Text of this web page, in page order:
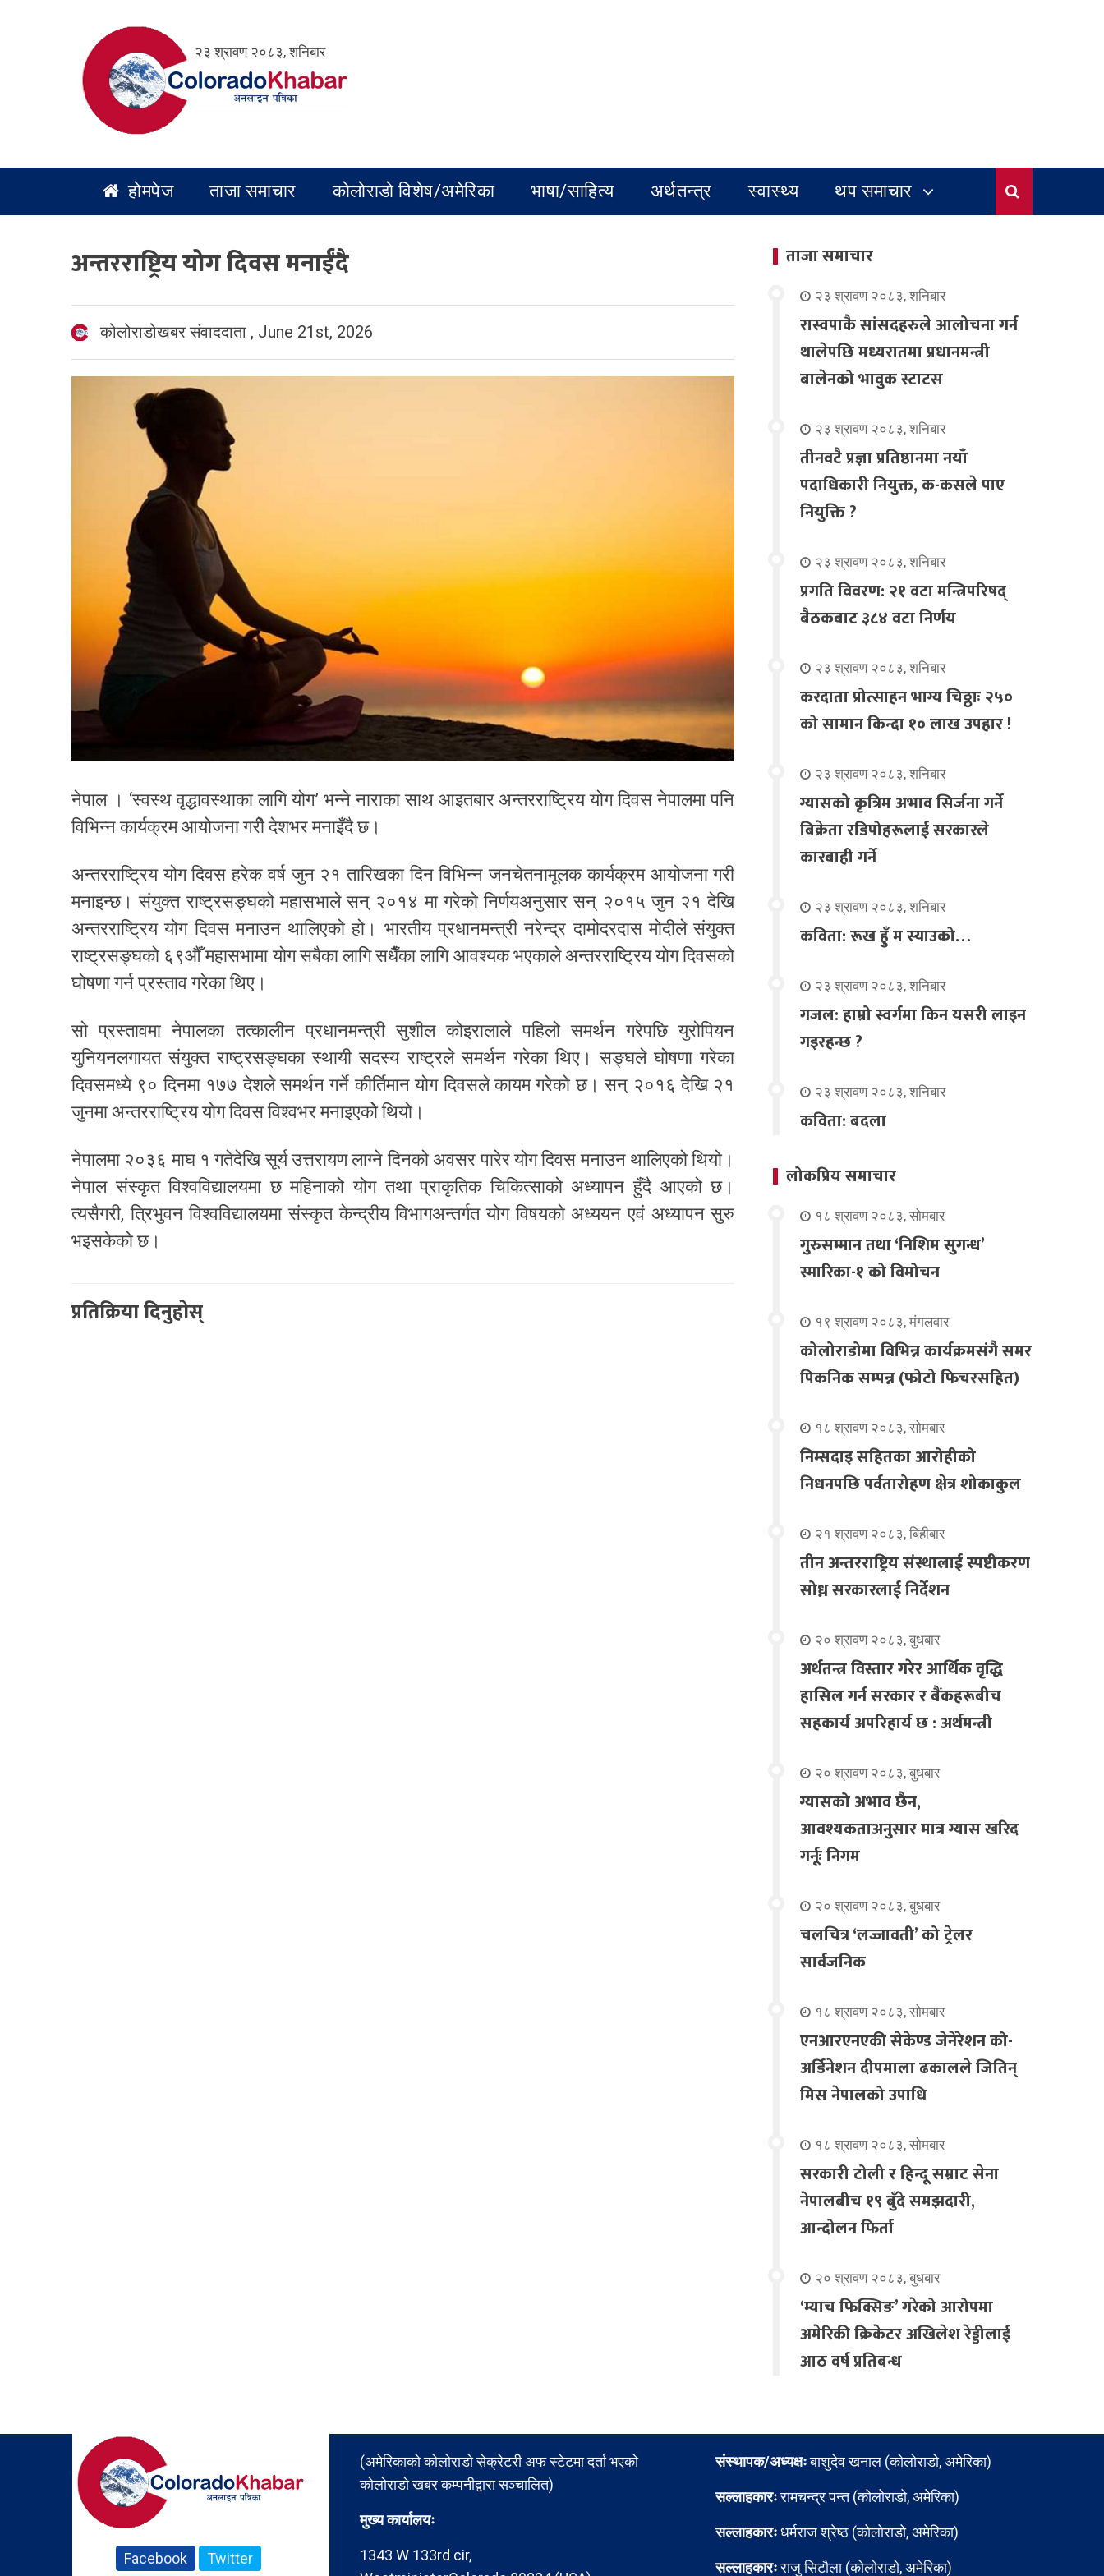
२३ श्रावण २०८३, शनिबार
होमपेज ताजा समाचार कोलोराडो विशेष/अमेरिका भाषा/साहित्य अर्थतन्त्र स्वास्थ्य थप समाचार
अन्तरराष्ट्रिय योग दिवस मनाईंदै
कोलोराडोखबर संवाददाता , June 21st, 2026
नेपाल । ‘स्वस्थ वृद्धावस्थाका लागि योग’ भन्ने नाराका साथ आइतबार अन्तरराष्ट्रिय योग दिवस नेपालमा पनि
विभिन्न कार्यक्रम आयोजना गरीे देशभर मनाइँदै छ।
अन्तरराष्ट्रिय योग दिवस हरेक वर्ष जुन २१ तारिखका दिन विभिन्न जनचेतनामूलक कार्यक्रम आयोजना गरी
मनाइन्छ। संयुक्त राष्ट्रसङ्घको महासभाले सन् २०१४ मा गरेको निर्णयअनुसार सन् २०१५ जुन २१ देखि
अन्तरराष्ट्रिय योग दिवस मनाउन थालिएको हो। भारतीय प्रधानमन्त्री नरेन्द्र दामोदरदास मोदीले संयुक्त
राष्ट्रसङ्घको ६९औँ महासभामा योग सबैका लागि सधैँका लागि आवश्यक भएकाले अन्तरराष्ट्रिय योग दिवसको
घोषणा गर्न प्रस्ताव गरेका थिए।
सो प्रस्तावमा नेपालका तत्कालीन प्रधानमन्त्री सुशील कोइरालाले पहिलो समर्थन गरेपछि युरोपियन
युनियनलगायत संयुक्त राष्ट्रसङ्घका स्थायी सदस्य राष्ट्रले समर्थन गरेका थिए। सङ्घले घोषणा गरेका
दिवसमध्ये ९० दिनमा १७७ देशले समर्थन गर्ने कीर्तिमान योग दिवसले कायम गरेको छ। सन् २०१६ देखि २१
जुनमा अन्तरराष्ट्रिय योग दिवस विश्वभर मनाइएकोे थियो।
नेपालमा २०३६ माघ १ गतेदेखि सूर्य उत्तरायण लाग्ने दिनको अवसर पारेर योग दिवस मनाउन थालिएको थियो।
नेपाल संस्कृत विश्वविद्यालयमा छ महिनाको योग तथा प्राकृतिक चिकित्साको अध्यापन हुँदै आएको छ।
त्यसैगरी, त्रिभुवन विश्वविद्यालयमा संस्कृत केन्द्रीय विभागअन्तर्गत योग विषयको अध्ययन एवं अध्यापन सुरु
भइसकेको छ।
प्रतिक्रिया दिनुहोस्
ताजा समाचार
२३ श्रावण २०८३, शनिबार
रास्वपाकै सांसदहरुले आलोचना गर्न
थालेपछि मध्यरातमा प्रधानमन्त्री
बालेनको भावुक स्टाटस
२३ श्रावण २०८३, शनिबार
तीनवटै प्रज्ञा प्रतिष्ठानमा नयाँ
पदाधिकारी नियुक्त, क-कसले पाए
नियुक्ति ?
२३ श्रावण २०८३, शनिबार
प्रगति विवरण: २१ वटा मन्त्रिपरिषद्
बैठकबाट ३८४ वटा निर्णय
२३ श्रावण २०८३, शनिबार
करदाता प्रोत्साहन भाग्य चिठ्ठाः २५०
को सामान किन्दा १० लाख उपहार !
२३ श्रावण २०८३, शनिबार
ग्यासको कृत्रिम अभाव सिर्जना गर्ने
बिक्रेता रडिपोहरूलाई सरकारले
कारबाही गर्ने
२३ श्रावण २०८३, शनिबार
कविता: रूख हुँ म स्याउको…
२३ श्रावण २०८३, शनिबार
गजल: हाम्रो स्वर्गमा किन यसरी लाइन
गइरहन्छ ?
२३ श्रावण २०८३, शनिबार
कविता: बदला
लोकप्रिय समाचार
१८ श्रावण २०८३, सोमबार
गुरुसम्मान तथा ‘निशिम सुगन्ध’
स्मारिका-१ को विमोचन
१९ श्रावण २०८३, मंगलवार
कोलोराडोमा विभिन्न कार्यक्रमसंगै समर
पिकनिक सम्पन्न (फोटो फिचरसहित)
१८ श्रावण २०८३, सोमबार
निम्सदाइ सहितका आरोहीको
निधनपछि पर्वतारोहण क्षेत्र शोकाकुल
२१ श्रावण २०८३, बिहीबार
तीन अन्तरराष्ट्रिय संस्थालाई स्पष्टीकरण
सोध्न सरकारलाई निर्देशन
२० श्रावण २०८३, बुधबार
अर्थतन्त्र विस्तार गरेर आर्थिक वृद्धि
हासिल गर्न सरकार र बैंकहरूबीच
सहकार्य अपरिहार्य छ : अर्थमन्त्री
२० श्रावण २०८३, बुधबार
ग्यासको अभाव छैन,
आवश्यकताअनुसार मात्र ग्यास खरिद
गर्नूः निगम
२० श्रावण २०८३, बुधबार
चलचित्र ‘लज्जावती’ को ट्रेलर
सार्वजनिक
१८ श्रावण २०८३, सोमबार
एनआरएनएकी सेकेण्ड जेनेरेशन को-
अर्डिनेशन दीपमाला ढकालले जितिन्
मिस नेपालको उपाधि
१८ श्रावण २०८३, सोमबार
सरकारी टोली र हिन्दू सम्राट सेना
नेपालबीच १९ बुँदे समझदारी,
आन्दोलन फिर्ता
२० श्रावण २०८३, बुधबार
‘म्याच फिक्सिङ’ गरेको आरोपमा
अमेरिकी क्रिकेटर अखिलेश रेड्डीलाई
आठ वर्ष प्रतिबन्ध
Facebook Twitter
(अमेरिकाको कोलोराडो सेक्रेटरी अफ स्टेटमा दर्ता भएको
कोलोराडो खबर कम्पनीद्वारा सञ्चालित)
मुख्य कार्यालयः
1343 W 133rd cir,
संस्थापक/अध्यक्षःबाशुदेव खनाल (कोलोराडो, अमेरिका)
सल्लाहकारःरामचन्द्र पन्त (कोलोराडो, अमेरिका)
सल्लाहकारःधर्मराज श्रेष्ठ (कोलोराडो, अमेरिका)
सल्लाहकारःराजु सिटौला (कोलोराडो, अमेरिका)